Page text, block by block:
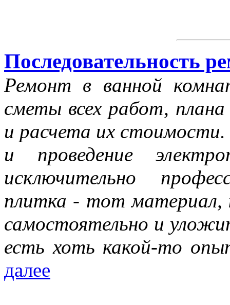
Последовательность
Ремонт в ванной
сметы всех работ, плана
и расчета их
и проведение
исключительно
плитка - тот
самостоятельно и
есть хоть какой-то
далее